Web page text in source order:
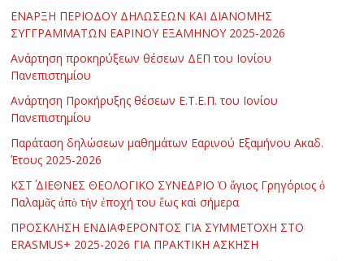
ΕΝΑΡΞΗ ΠΕΡΙΟΔΟΥ ΔΗΛΩΣΕΩΝ ΚΑΙ ΔΙΑΝΟΜΗΣ
ΣΥΓΓΡΑΜΜΑΤΩΝ ΕΑΡΙΝΟΥ ΕΞΑΜΗΝΟΥ 2025-2026
Ανάρτηση προκηρύξεων θέσεων ΔΕΠ του Ιονίου
Πανεπιστημίου
Ανάρτηση Προκήρυξης θέσεων Ε.Τ.Ε.Π. του Ιονίου
Πανεπιστημίου
Παράταση δηλώσεων μαθημάτων Εαρινού Εξαμήνου Ακαδ.
Έτους 2025-2026
ΚΣΤ΄ ΔΙΕΘΝΕΣ ΘΕΟΛΟΓΙΚΟ ΣΥΝΕΔΡΙΟ Ὁ ἅγιος Γρηγόριος ὁ
Παλαμᾶς ἀπὸ τὴν ἐποχή του ἕως καὶ σήμερα
ΠΡΟΣΚΛΗΣΗ ΕΝΔΙΑΦΕΡΟΝΤΟΣ ΓΙΑ ΣΥΜΜΕΤΟΧΗ ΣΤΟ
ERASMUS+ 2025-2026 ΓΙΑ ΠΡΑΚΤΙΚΗ ΑΣΚΗΣΗ